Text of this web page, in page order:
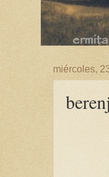
miércoles,